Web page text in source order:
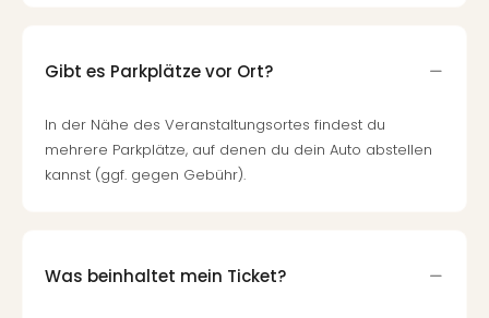
Gibt es Parkplätze vor Ort?
In der Nähe des Veranstaltungsortes findest du
mehrere Parkplätze, auf denen du dein Auto abstellen
kannst (ggf. gegen Gebühr).
Was beinhaltet mein Ticket?